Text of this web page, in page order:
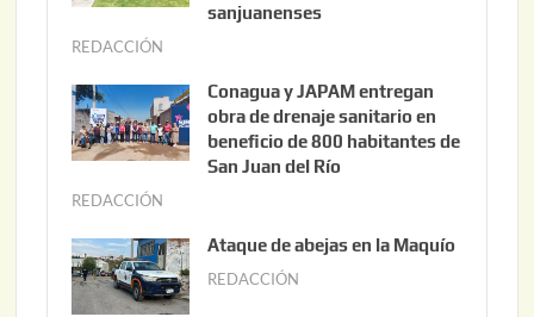
t
,
2
0
sanjuanenses
REDACCIÓN
n
i
o
,
2
Conagua y JAPAM entregan
obra de drenaje sanitario en
beneficio de 800 habitantes de
San Juan del Río
REDACCIÓN
n
i
Ataque de abejas en la Maquío
REDACCIÓN